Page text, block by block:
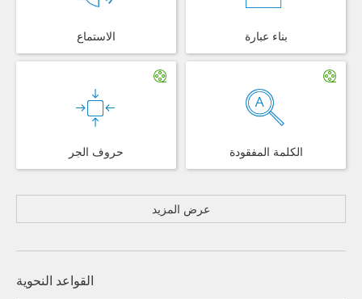
الاستماع بناء عبارة
حروف الجر الكلمة المفقودة
عرض المزيد
القواعد النحوية